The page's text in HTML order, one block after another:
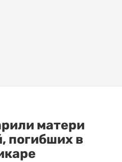
матери
погибших в